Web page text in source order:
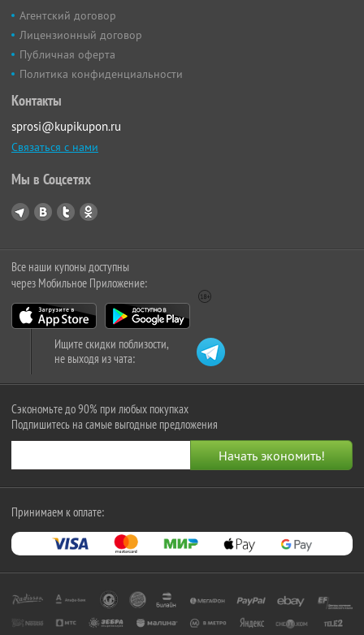
Агентский договор
Лицензионный договор
Публичная оферта
Политика конфиденциальности
Контакты
sprosi@kupikupon.ru
Связаться с нами
Мы в Соцсетях
Все наши купоны доступны
через Мобильное Приложение:
Ищите скидки поблизости,
не выходя из чата:
Сэкономьте до 90% при любых покупках
Подпишитесь на самые выгодные предложения
Принимаем к оплате: